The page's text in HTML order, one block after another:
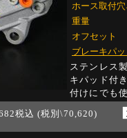
ホース取付
重量
オフセット
ブレーキパ
ステンレス
キパッド付
付けにでも
税込 (税別\70,620)